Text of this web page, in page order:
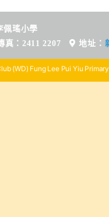
佩瑤小學
真：2411 2207 地址：
(WD) Fung Lee Pui Yiu